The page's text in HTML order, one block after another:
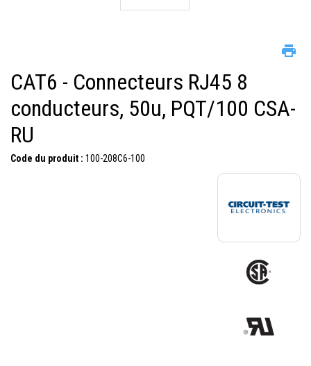
CAT6 - Connecteurs RJ45 8
conducteurs, 50u, PQT/100 CSA-
RU
Code du produit : 100-208C6-100